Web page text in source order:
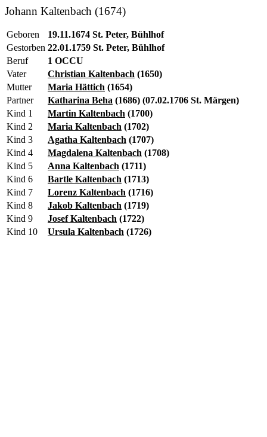
Johann Kaltenbach (1674)
Geboren
19.11.1674 St. Peter, Bühlhof
Gestorben 22.01.1759 St. Peter, Bühlhof
Beruf
1 OCCU
Vater
Christian Kaltenbach (1650)
Mutter
Maria Hättich (1654)
Partner
Katharina Beha (1686) (07.02.1706 St. Märgen)
Kind 1
Martin Kaltenbach (1700)
Kind 2
Maria Kaltenbach (1702)
Kind 3
Agatha Kaltenbach (1707)
Kind 4
Magdalena Kaltenbach (1708)
Kind 5
Anna Kaltenbach (1711)
Kind 6
Bartle Kaltenbach (1713)
Kind 7
Lorenz Kaltenbach (1716)
Kind 8
Jakob Kaltenbach (1719)
Kind 9
Josef Kaltenbach (1722)
Kind 10
Ursula Kaltenbach (1726)